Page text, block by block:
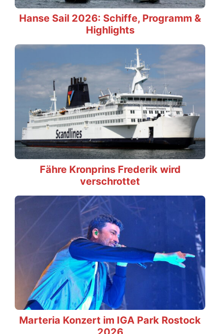
Hanse Sail 2026: Schiffe, Programm &
Highlights
Fähre Kronprins Frederik wird
verschrottet
Marteria Konzert im IGA Park Rostock